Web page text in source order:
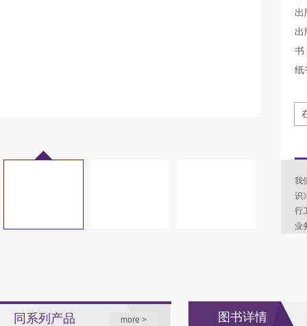
出
出
纸
我
识
行
业
同系列产品 more > 图书详情